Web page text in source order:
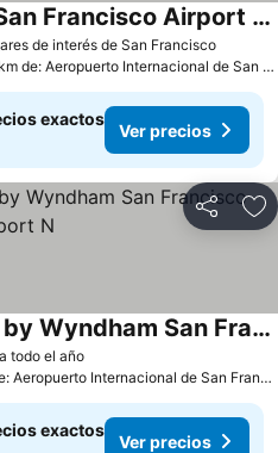
de interés de San Francisco
DoubleTree by Hilton San Francisco Airport North Bayfront
a 6.4 km de: Aeropuerto Internacional de San Francisco
exactos
Ver precios
Compartir
todo el año
La Quinta Inn & Suites by Wyndham San Francisco Airport N
a 4.3 km de: Aeropuerto Internacional de San Francisco
exactos
Ver precios